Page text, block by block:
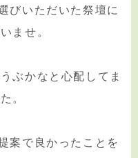
びいただいた祭壇に
ませ。
ぶかなと心配してま
。
案で良かったことを